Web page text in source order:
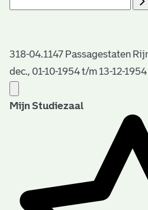
318-04.1147 Passagestaten
dec., 01-10-1954 t/m 13-12-1954
Mijn Studiezaal